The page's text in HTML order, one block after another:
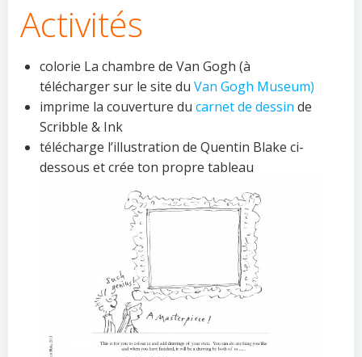
Activités
colorie La chambre de Van Gogh (à
télécharger sur le site du Van Gogh Museum)
imprime la couverture du carnet de dessin de
Scribble & Ink
télécharge l’illustration de Quentin Blake ci-
dessous et crée ton propre tableau